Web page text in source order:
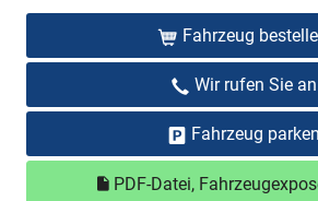
Fahrzeug
Wir rufen Sie an
Fahrzeug parken
PDF-Datei,